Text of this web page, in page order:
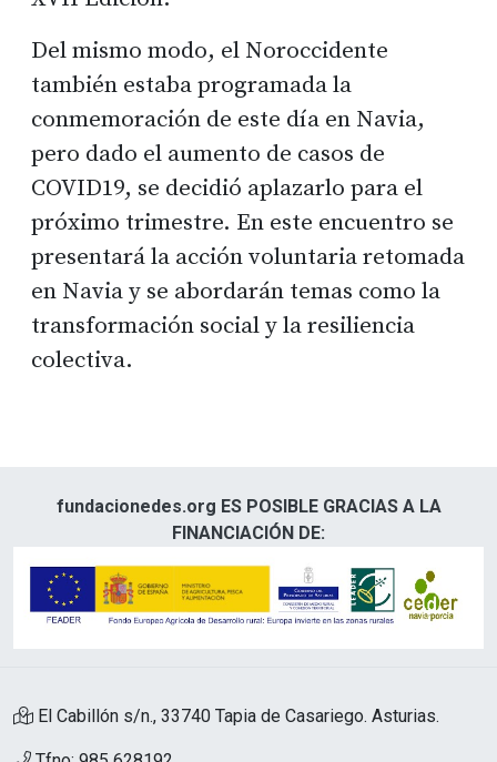
Del mismo modo, el Noroccidente
también estaba programada la
conmemoración de este día en Navia,
pero dado el aumento de casos de
COVID19, se decidió aplazarlo para el
próximo trimestre. En este encuentro se
presentará la acción voluntaria retomada
en Navia y se abordarán temas como la
transformación social y la resiliencia
colectiva.
fundacionedes.org ES POSIBLE GRACIAS A LA
FINANCIACIÓN DE:
El Cabillón s/n., 33740 Tapia de Casariego. Asturias.